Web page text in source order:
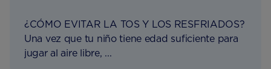
¿CÓMO EVITAR LA TOS Y LOS RESFRIADOS?
Una vez que tu niño tiene edad suﬁciente para
jugar al aire libre, ...